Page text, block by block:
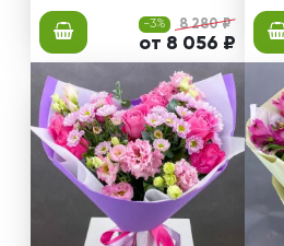
-3% 8 280 ₽
от 8 056 ₽